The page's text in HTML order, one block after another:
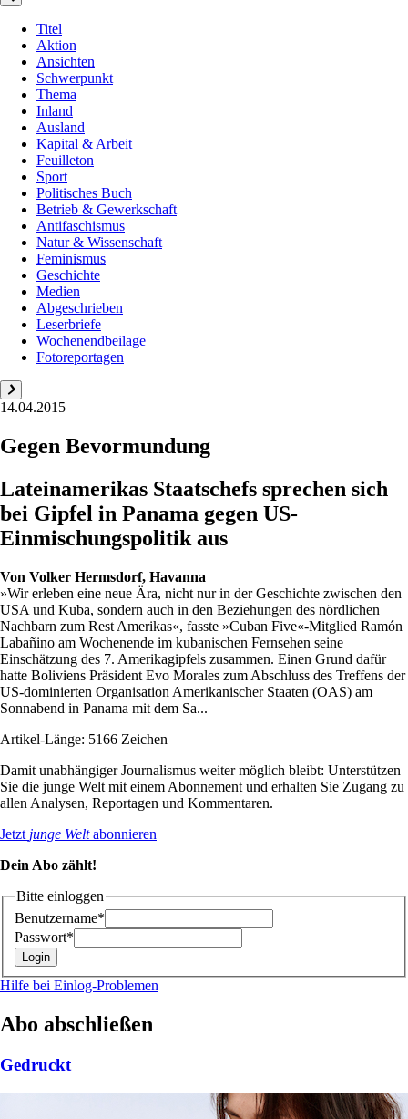
Titel
Aktion
Ansichten
Schwerpunkt
Thema
Inland
Ausland
Kapital & Arbeit
Feuilleton
Sport
Politisches Buch
Betrieb & Gewerkschaft
Antifaschismus
Natur & Wissenschaft
Feminismus
Geschichte
Medien
Abgeschrieben
Leserbriefe
Wochenendbeilage
Fotoreportagen
14.04.2015
Gegen Bevormundung
Lateinamerikas Staatschefs sprechen sich
bei Gipfel in Panama gegen US-
Einmischungspolitik aus
Von Volker Hermsdorf, Havanna
»Wir erleben eine neue Ära, nicht nur in der Geschichte zwischen den
USA und Kuba, sondern auch in den Beziehungen des nördlichen
Nachbarn zum Rest Amerikas«, fasste »Cuban Five«-Mitglied Ramón
Labañino am Wochenende im kubanischen Fernsehen seine
Einschätzung des 7. Amerikagipfels zusammen. Einen Grund dafür
hatte Boliviens Präsident Evo Morales zum Abschluss des Treffens der
US-dominierten Organisation Amerikanischer Staaten (OAS) am
Sonnabend in Panama mit dem Sa...
Artikel-Länge: 5166 Zeichen
Damit unabhängiger Journalismus weiter möglich bleibt: Unterstützen
Sie die junge Welt mit einem Abonnement und erhalten Sie Zugang zu
allen Analysen, Reportagen und Kommentaren.
Jetzt junge Weltabonnieren
Dein Abo zählt!
Bitte einloggen
Benutzername*
Passwort*
Hilfe bei Einlog-Problemen
Abo abschließen
Gedruckt